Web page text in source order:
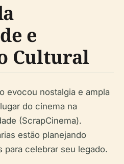
e
Cultural
evocou nostalgia e ampla
do cinema na
(ScrapCinema).
estão planejando
para celebrar seu legado.